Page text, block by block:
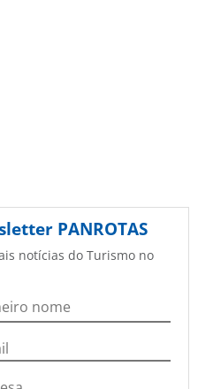
PANROTAS
notícias do Turismo no